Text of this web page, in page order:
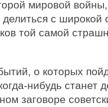
мировой
делиться с
той самой
о которых
нибудь станет
заговоре